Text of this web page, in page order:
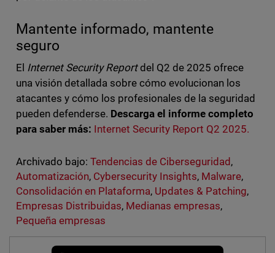
Mantente informado, mantente
seguro
El Internet Security Reportdel Q2 de 2025 ofrece
una visión detallada sobre cómo evolucionan los
atacantes y cómo los profesionales de la seguridad
pueden defenderse. Descarga el informe completo
para saber más: Internet Security Report Q2 2025.
Archivado bajo: Tendencias de Ciberseguridad ,
Automatización, Cybersecurity Insights, Malware,
Consolidación en Plataforma, Updates & Patching,
Empresas Distribuidas, Medianas empresas,
Pequeña empresas